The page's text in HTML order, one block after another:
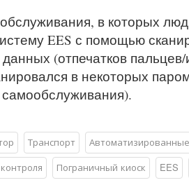
в которых
EES с помощью
(отпечатков
в некоторых
Транспорт
Пограничный киоск EES